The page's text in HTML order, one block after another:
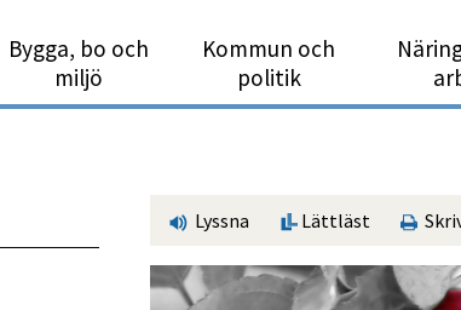
Bygga, bo och
miljö
Kommun och
politik
Lyssna Lättläst